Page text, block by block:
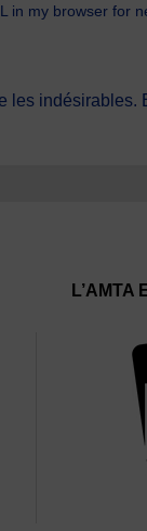
in my browser for
les indésirables.
L’AMTA